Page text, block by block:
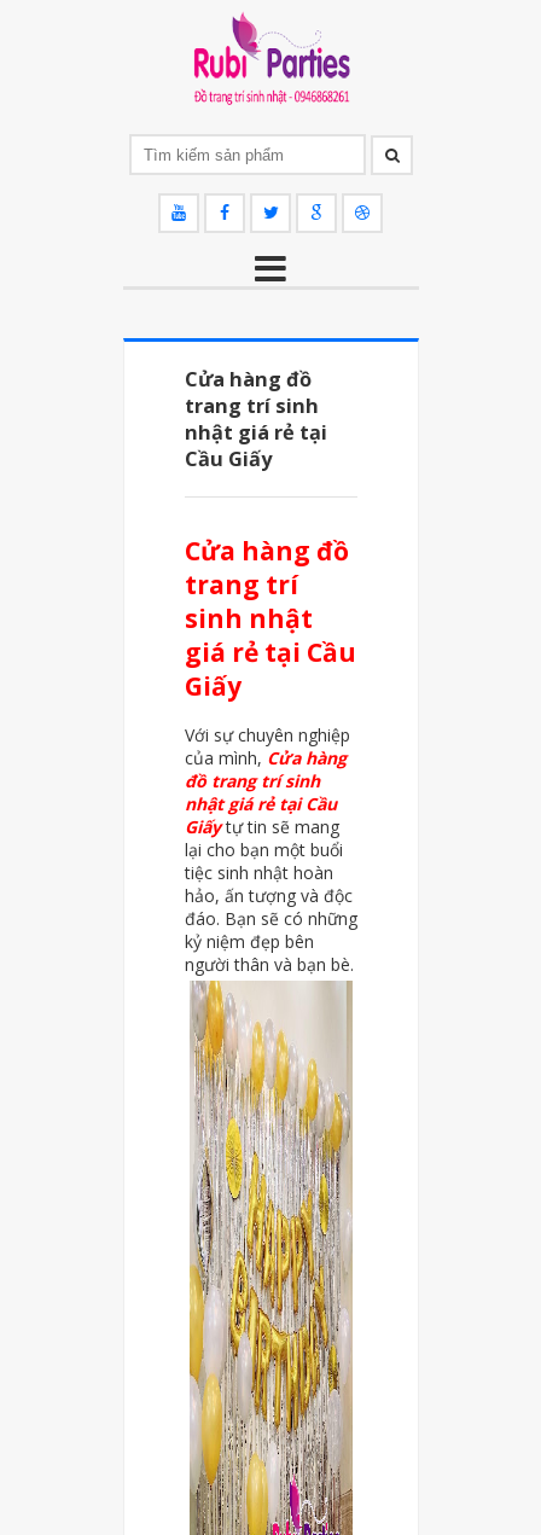
Cửa hàng đồ
trang trí sinh
nhật giá rẻ tại
Cầu Giấy
Cửa hàng đồ
trang trí
sinh nhật
giá rẻ tại Cầu
Giấy
Với sự chuyên nghiệp
của mình, Cửa hàng
đồ trang trí sinh
nhật giá rẻ tại Cầu
Giấytự tin sẽ mang
lại cho bạn một buổi
tiệc sinh nhật hoàn
hảo, ấn tượng và độc
đáo. Bạn sẽ có những
kỷ niệm đẹp bên
người thân và bạn bè.